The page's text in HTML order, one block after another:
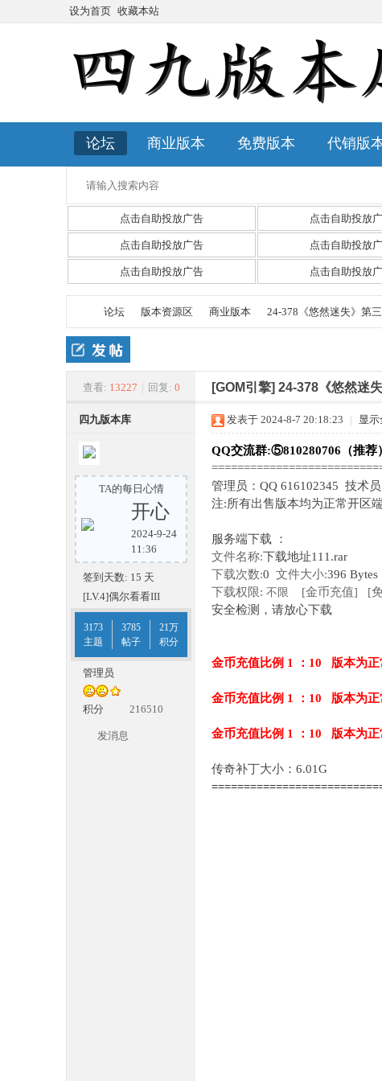
设为首页 收藏本站
论坛 商业版本 免费版本 代销版
点击自助投放广告 点击自助投放
点击自助投放广告 点击自助投放
点击自助投放广告 点击自助投放
九
»
论坛 版本资源区 商业版本
›
24-378《悠然迷失》第
查看: 13227 | 回复: 0 [GOM引擎] 24-378《悠然迷
四九版本库
TA的每日心情
开心
2024-9-24
11:36
签到天数: 15 天
[LV.4]偶尔看看III
3173
主题
3785
帖子
21万
积分
管理员
积分 216510
发消息
发表于 2024-8-7 20:18:23 | 显
QQ交流群:⑤810280706（推荐
管理员：QQ 616102345 技术
注:所有出售版本均为正常开区
服务端下载 ：
文件名称:下载地址111.rar
下载次数:0 文件大小:396 Bytes
下载权限: 不限 [金币充值]
[
安全检测，请放心下载
金币充值比例 1 ：10 版本为
金币充值比例 1 ：10 版本为
金币充值比例 1 ：10 版本为
传奇补丁大小：6.01G